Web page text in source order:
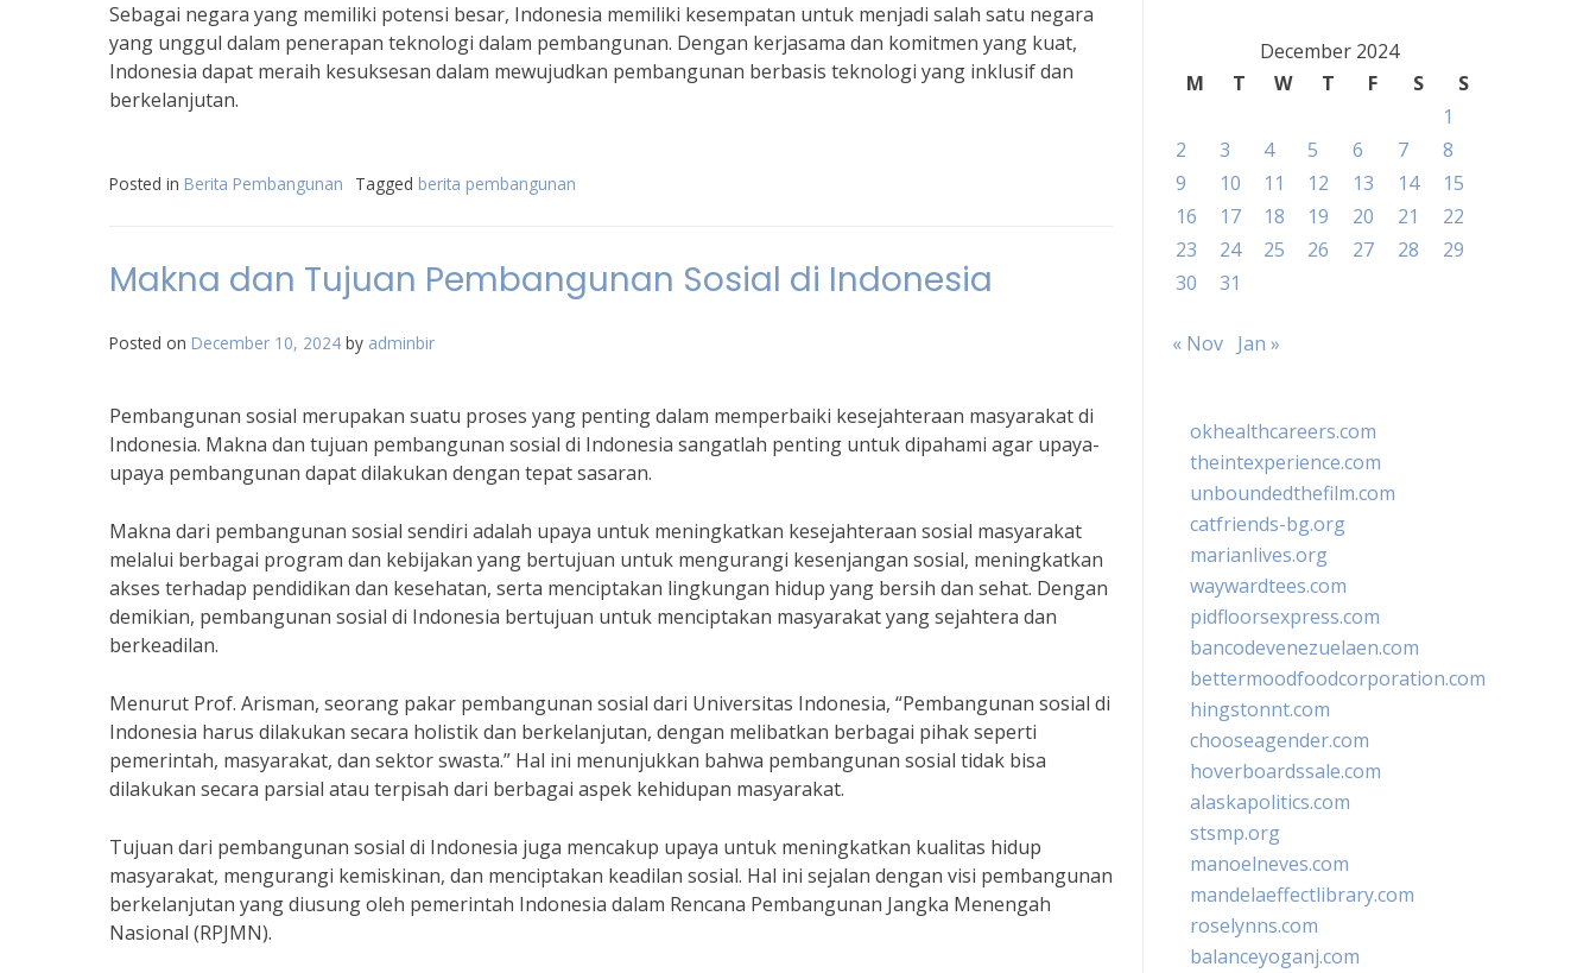
Sebagai negara yang memiliki potensi besar, Indonesia memiliki kesempatan untuk menjadi salah satu negara
yang unggul dalam penerapan teknologi dalam pembangunan. Dengan kerjasama dan komitmen yang kuat,
Indonesia dapat meraih kesuksesan dalam mewujudkan pembangunan berbasis teknologi yang inklusif dan
berkelanjutan.
Posted in Berita Pembangunan Tagged berita pembangunan
Makna dan Tujuan Pembangunan Sosial di Indonesia
Posted on December 10, 2024 by adminbir
Pembangunan sosial merupakan suatu proses yang penting dalam memperbaiki kesejahteraan masyarakat di
Indonesia. Makna dan tujuan pembangunan sosial di Indonesia sangatlah penting untuk dipahami agar upaya-
upaya pembangunan dapat dilakukan dengan tepat sasaran.
Makna dari pembangunan sosial sendiri adalah upaya untuk meningkatkan kesejahteraan sosial masyarakat
melalui berbagai program dan kebijakan yang bertujuan untuk mengurangi kesenjangan sosial, meningkatkan
akses terhadap pendidikan dan kesehatan, serta menciptakan lingkungan hidup yang bersih dan sehat. Dengan
demikian, pembangunan sosial di Indonesia bertujuan untuk menciptakan masyarakat yang sejahtera dan
berkeadilan.
Menurut Prof. Arisman, seorang pakar pembangunan sosial dari Universitas Indonesia, “Pembangunan sosial di
Indonesia harus dilakukan secara holistik dan berkelanjutan, dengan melibatkan berbagai pihak seperti
pemerintah, masyarakat, dan sektor swasta.” Hal ini menunjukkan bahwa pembangunan sosial tidak bisa
dilakukan secara parsial atau terpisah dari berbagai aspek kehidupan masyarakat.
Tujuan dari pembangunan sosial di Indonesia juga mencakup upaya untuk meningkatkan kualitas hidup
masyarakat, mengurangi kemiskinan, dan menciptakan keadilan sosial. Hal ini sejalan dengan visi pembangunan
berkelanjutan yang diusung oleh pemerintah Indonesia dalam Rencana Pembangunan Jangka Menengah
Nasional (RPJMN).
December 2024
M
T W T F S
S
1
2
3 4 5 6 7
8
9
10 11 12 13 14
15
16
17 18 19 20 21
22
23
24 25 26 27 28
29
30
31
« Nov Jan »
okhealthcareers.com
theintexperience.com
unboundedthefilm.com
catfriends-bg.org
marianlives.org
waywardtees.com
pidfloorsexpress.com
bancodevenezuelaen.com
bettermoodfoodcorporation.com
hingstonnt.com
chooseagender.com
hoverboardssale.com
alaskapolitics.com
stsmp.org
manoelneves.com
mandelaeffectlibrary.com
roselynns.com
balanceyoganj.com